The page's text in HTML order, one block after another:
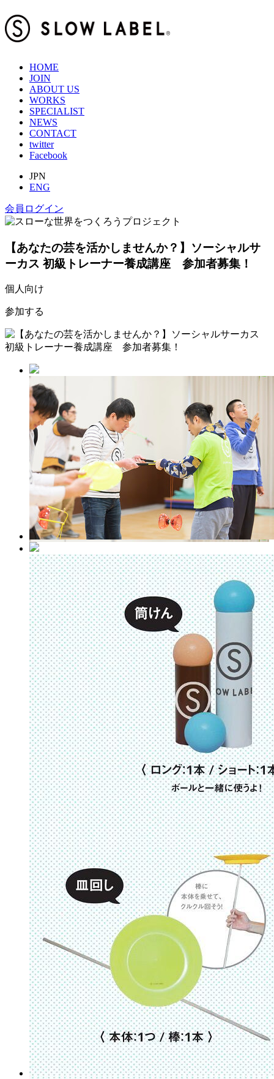
HOME
JOIN
ABOUT US
WORKS
SPECIALIST
NEWS
CONTACT
twitter
Facebook
JPN
ENG
会員ログイン
【あなたの芸を活かしませんか？】ソーシャルサ
ーカス 初級トレーナー養成講座 参加者募集！
個人向け
参加する